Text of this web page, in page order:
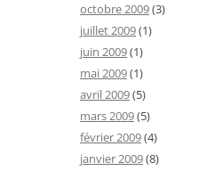
octobre 2009(3)
juillet 2009(1)
juin 2009(1)
mai 2009(1)
avril 2009(5)
mars 2009(5)
février 2009(4)
janvier 2009(8)